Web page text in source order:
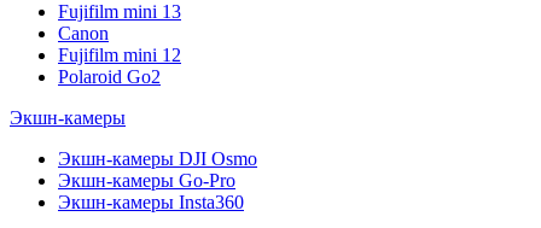
Fujifilm mini 13
Canon
Fujifilm mini 12
Polaroid Go2
Экшн-камеры
Экшн-камеры DJI Osmo
Экшн-камеры Go-Pro
Экшн-камеры Insta360